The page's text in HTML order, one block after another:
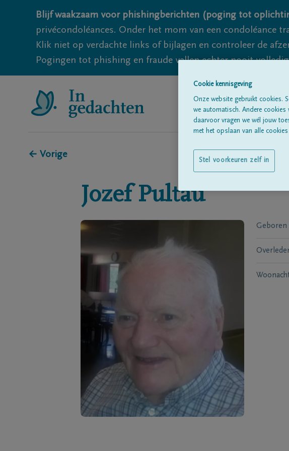
Blijf waakzaam voor phishingberichten (poging tot
privécondoléances. Onder het mom van een condoléance
Klik niet op verdachte links of bijlagen en controleer de
Pogingen tot phishing en fraude vallen echter nooit
← Vorige
Jozef Pultau
Geboren
Cookie kennisgeving
Onze website gebruikt cookies.
we automatisch. Andere
daarvoor vragen we wél jouw
met het opslaan van alle
Stel voorkeuren zelf in